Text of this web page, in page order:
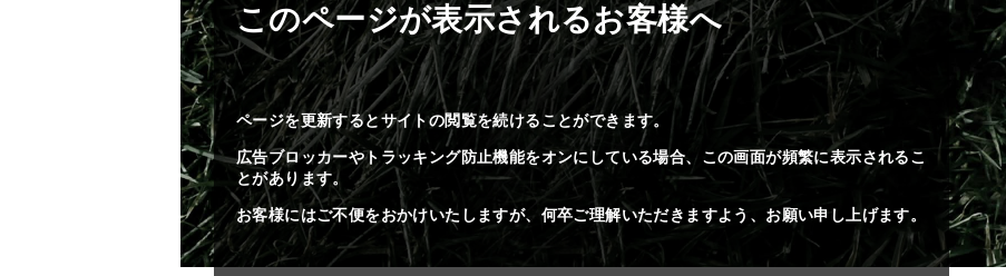
このページが表示されるお客様へ
ページを更新するとサイトの閲覧を続けることができます。
広告ブロッカーやトラッキング防止機能をオンにしている場合、この画面が頻繁に表示されるこ
とがあります。
お客様にはご不便をおかけいたしますが、何卒ご理解いただきますよう、お願い申し上げます。